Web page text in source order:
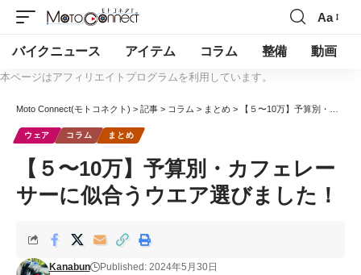
Aa
バイクニュース アイテム コラム 整備 動画
本ページはアフィリエイトプログラムを利用しています。
Moto Connect(モトコネクト) > 記事 > コラム > まとめ > 【５〜10万】予算別・カフェレーサーに似合うウエア選びました！
ウェア コラム まとめ
【５〜10万】予算別・カフェレー
サーに似合うウエア選びました！
Kanabun Published: 2024年5月30日